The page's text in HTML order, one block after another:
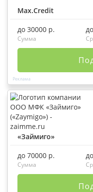
Max.Credit
до 30000 р.
Сумма
«Займиго»
до 70000 р.
Сумма